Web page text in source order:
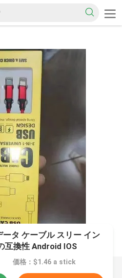
タ ケーブル スリー イン
互換性 Android IOS
価格：$1.46 a stick